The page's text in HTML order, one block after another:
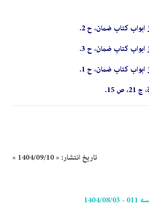
ص 15.
تاریخ انتشار: « 1404/09/10 »
03